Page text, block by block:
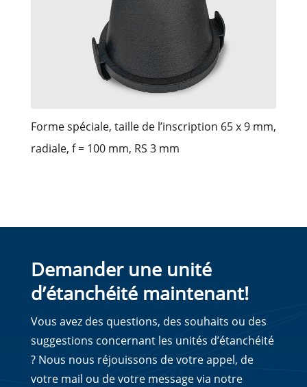
Forme spéciale, taille de l’inscription 65 x 9 mm,
radiale, f = 100 mm, RS 3 mm
Demander une unité
d’étanchéité maintenant!
Vous avez des questions, des souhaits ou des
suggestions concernant les unités d’étanchéité
? Nous nous réjouissons de votre appel, de
votre mail ou de votre message via notre